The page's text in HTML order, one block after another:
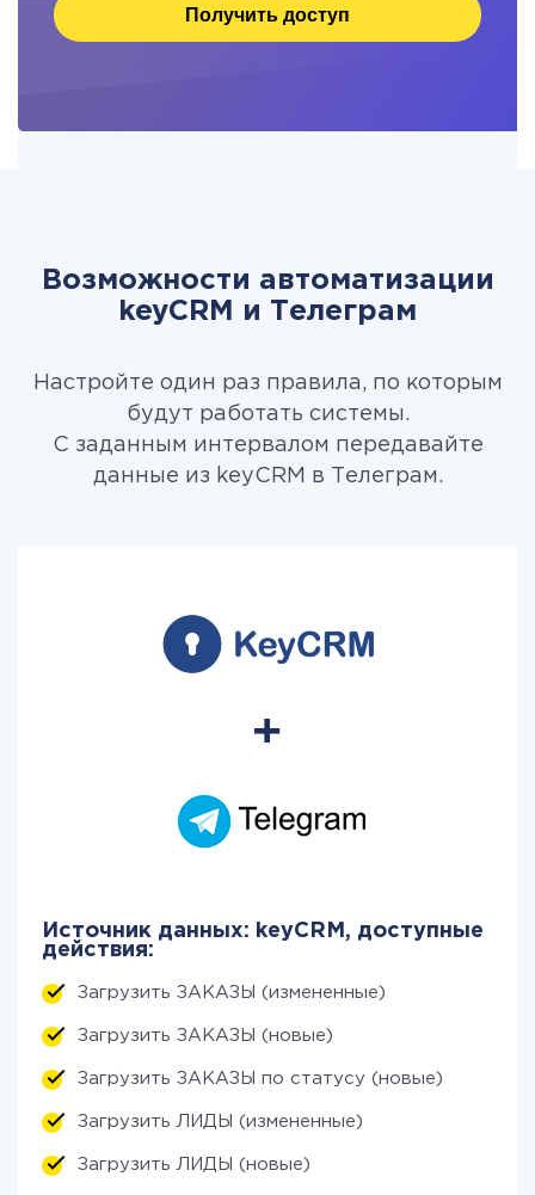
Получить доступ
Возможности автоматизации
keyCRM и Телеграм
Настройте один раз правила, по которым
будут работать системы.
С заданным интервалом передавайте
данные из keyCRM в Телеграм.
Источник данных: keyCRM, доступные
действия:
Загрузить ЗАКАЗЫ (измененные)
Загрузить ЗАКАЗЫ (новые)
Загрузить ЗАКАЗЫ по статусу (новые)
Загрузить ЛИДЫ (измененные)
Загрузить ЛИДЫ (новые)